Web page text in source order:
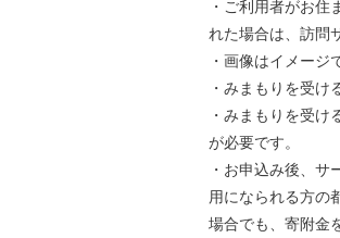
・ご利用者がお住
れた場合は、訪問
・画像はイメージ
・みまもりを受け
・みまもりを受け
が必要です。
・お申込み後、サ
用になられる方の
場合でも、寄附金